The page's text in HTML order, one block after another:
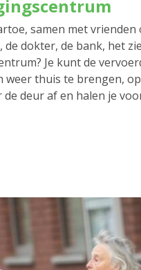
samen met vrienden
de dokter, de bank, het
Je kunt de
weer thuis te brengen,
deur af en halen je